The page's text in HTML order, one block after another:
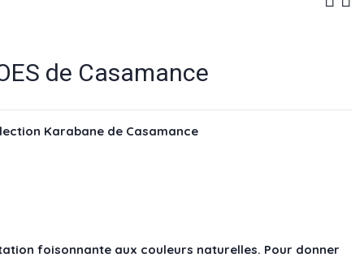
de Casamance
Karabane de Casamance
foisonnante aux couleurs naturelles. Pour donner